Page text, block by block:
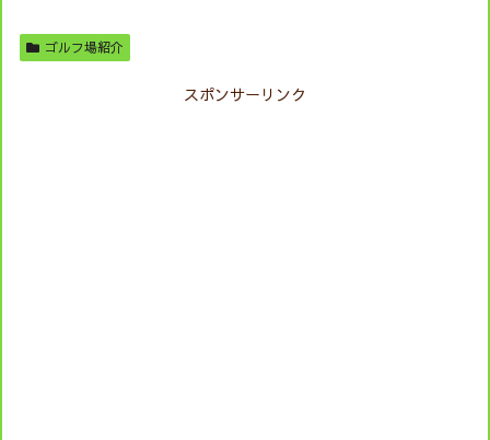
ゴルフ場紹介
スポンサーリンク